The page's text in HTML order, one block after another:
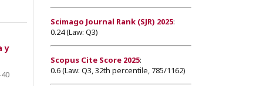
y
Scimago Journal Rank (SJR) 2025:
0.24 (Law: Q3)
Scopus Cite Score 2025:
0.6 (Law: Q3, 32th percentile, 785/1162)